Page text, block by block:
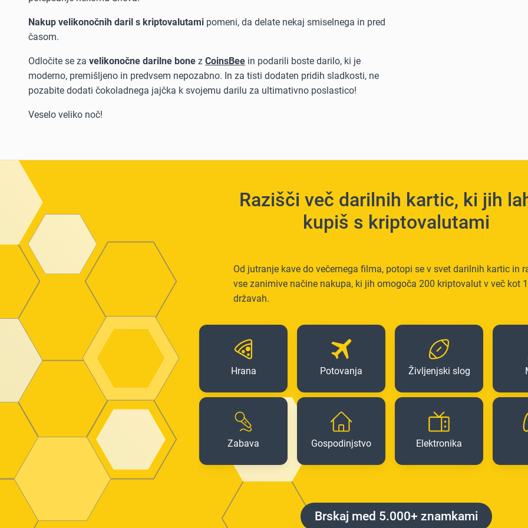
Nakup velikonočnih daril s kriptovalutami pomeni, da delate nekaj smiselnega in pred
časom.
Odločite se za velikonočne darilne bone z CoinsBee in podarili boste darilo, ki je
moderno, premišljeno in predvsem nepozabno. In za tisti dodaten pridih sladkosti, ne
pozabite dodati čokoladnega jajčka k svojemu darilu za ultimativno poslastico!
Veselo veliko noč!
Razišči več darilnih kartic, ki jih
kupiš s kriptovalutami
Od jutranje kave do večernega filma, potopi se v svet darilnih kartic in
vse zanimive načine nakupa, ki jih omogoča 200 kriptovalut v več kot
državah.
Hrana Potovanja Življenjski slog
Zabava Gospodinjstvo Elektronika
Brskaj med 5.000+ znamkami